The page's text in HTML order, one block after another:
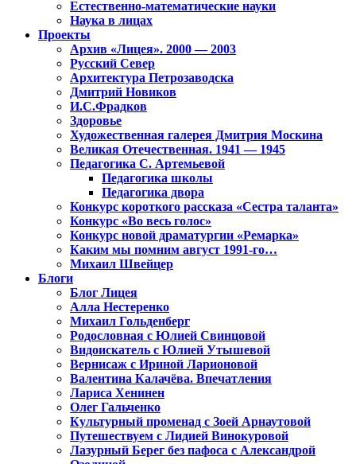
Естественно-математические науки
Наука в лицах
Проекты
Архив «Лицея». 2000 — 2003
Русский Север
Архитектура Петрозаводска
Дмитрий Новиков
И.С.Фрадков
Здоровье
Художественная галерея Дмитрия Москина
Великая Отечественная. 1941 — 1945
Педагогика С. Артемьевой
Педагогика школы
Педагогика двора
Конкурс короткого рассказа «Сестра таланта»
Конкурс «Во весь голос»
Конкурс новой драматургии «Ремарка»
Каким мы помним август 1991-го…
Михаил Швейцер
Блоги
Блог Лицея
Алла Нестеренко
Михаил Гольденберг
Родословная с Юлией Свинцовой
Видоискатель с Юлией Утышевой
Вернисаж с Ириной Ларионовой
Валентина Калачёва. Впечатления
Лариса Хенинен
Олег Гальченко
Культурный променад с Зоей Арнаутовой
Путешествуем с Лидией Винокуровой
Лазурный Берег без пафоса с Александрой